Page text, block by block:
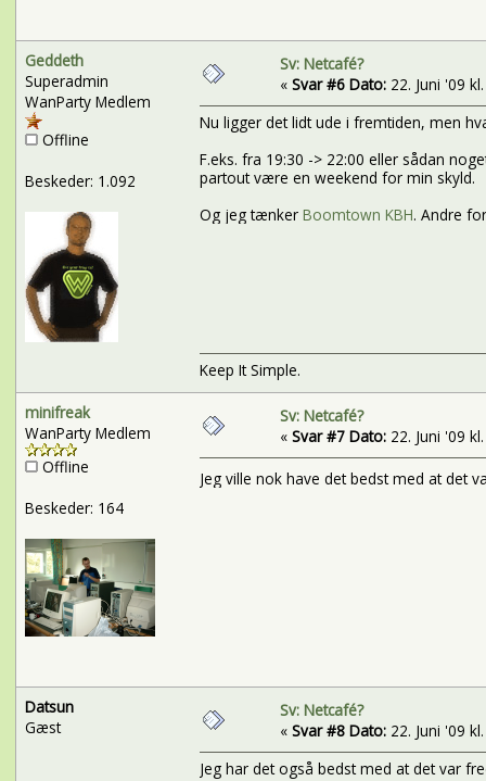
Geddeth
Superadmin
WanParty Medlem
Offline
Beskeder: 1.092
Sv: Netcafé?
« Svar #6 Dato:22. Juni '09
Nu ligger det lidt ude i fremtiden, men
F.eks. fra 19:30 -> 22:00 eller sådan
partout være en weekend for min skyld.
Og jeg tænker Boomtown KBH. Andre
Keep It Simple.
minifreak
WanParty Medlem
Offline
Beskeder: 164
Sv: Netcafé?
« Svar #7 Dato:22. Juni '09
Jeg ville nok have det bedst med at det
Datsun
Gæst
Sv: Netcafé?
« Svar #8 Dato:22. Juni '09
Jeg har det også bedst med at det var